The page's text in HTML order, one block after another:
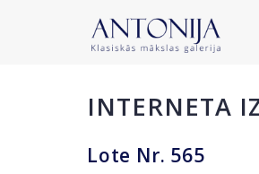
INTERNETA
Lote Nr. 565